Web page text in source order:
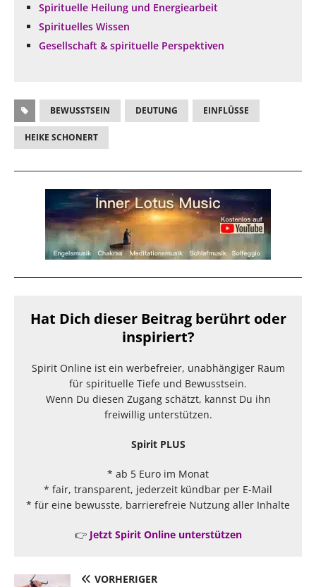
Spirituelle Heilung und Energiearbeit
Spirituelles Wissen
Gesellschaft & spirituelle Perspektiven
BEWUSSTSEIN DEUTUNG EINFLÜSSE
HEIKE SCHONERT
Hat Dich dieser Beitrag berührt oder
inspiriert?
Spirit Online ist ein werbefreier, unabhängiger Raum
für spirituelle Tiefe und Bewusstsein.
Wenn Du diesen Zugang schätzt, kannst Du ihn
freiwillig unterstützen.
Spirit PLUS
* ab 5 Euro im Monat
* fair, transparent, jederzeit kündbar per E-Mail
* für eine bewusste, barrierefreie Nutzung aller Inhalte
👉 Jetzt Spirit Online unterstützen
VORHERIGER